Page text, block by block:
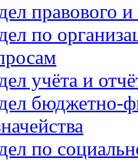
правового
по
учёта и
бюджетно-
по